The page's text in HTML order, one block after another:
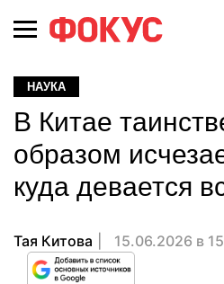
НАУКА
В Китае
образом
куда девается
Тая Китова 15.06.2026 в